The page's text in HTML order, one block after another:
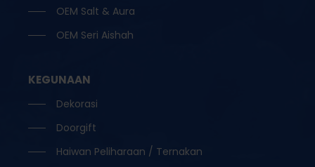
OEM Salt & Aura
OEM Seri Aishah
KEGUNAAN
Dekorasi
Doorgift
Haiwan Peliharaan / Ternakan